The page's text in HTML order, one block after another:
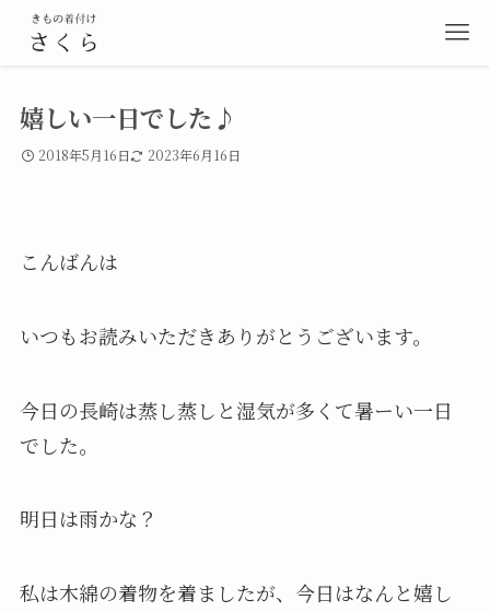
嬉しい一日でした♪
2018年5月16日 2023年6月16日
こんばんは
いつもお読みいただきありがとうございます。
今日の長崎は蒸し蒸しと湿気が多くて暑ーい一日
でした。
明日は雨かな？
私は木綿の着物を着ましたが、今日はなんと嬉し